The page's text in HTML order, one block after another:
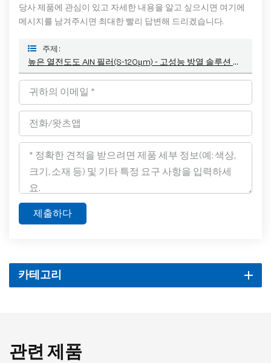
당사 제품에 관심이 있고 자세한 내용을 알고 싶으시면 여기에
메시지를 남겨주시면 최대한 빨리 답변해 드리겠습니다.
주제 :
높은 열전도도 AlN 필러(S-120μm) - 고성능 방열 솔루션 강화
제출하다
카테고리
관련 제품